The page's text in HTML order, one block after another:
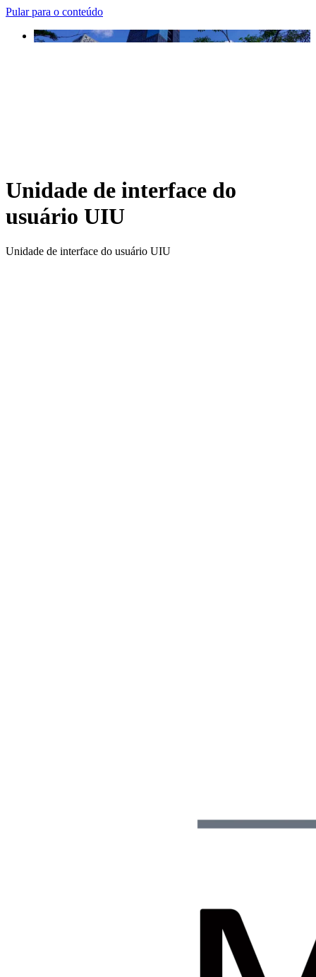
Pular para o conteúdo
Unidade de interface do
usuário UIU
Unidade de interface do usuário UIU